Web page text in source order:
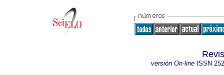
versión On-lineISSN